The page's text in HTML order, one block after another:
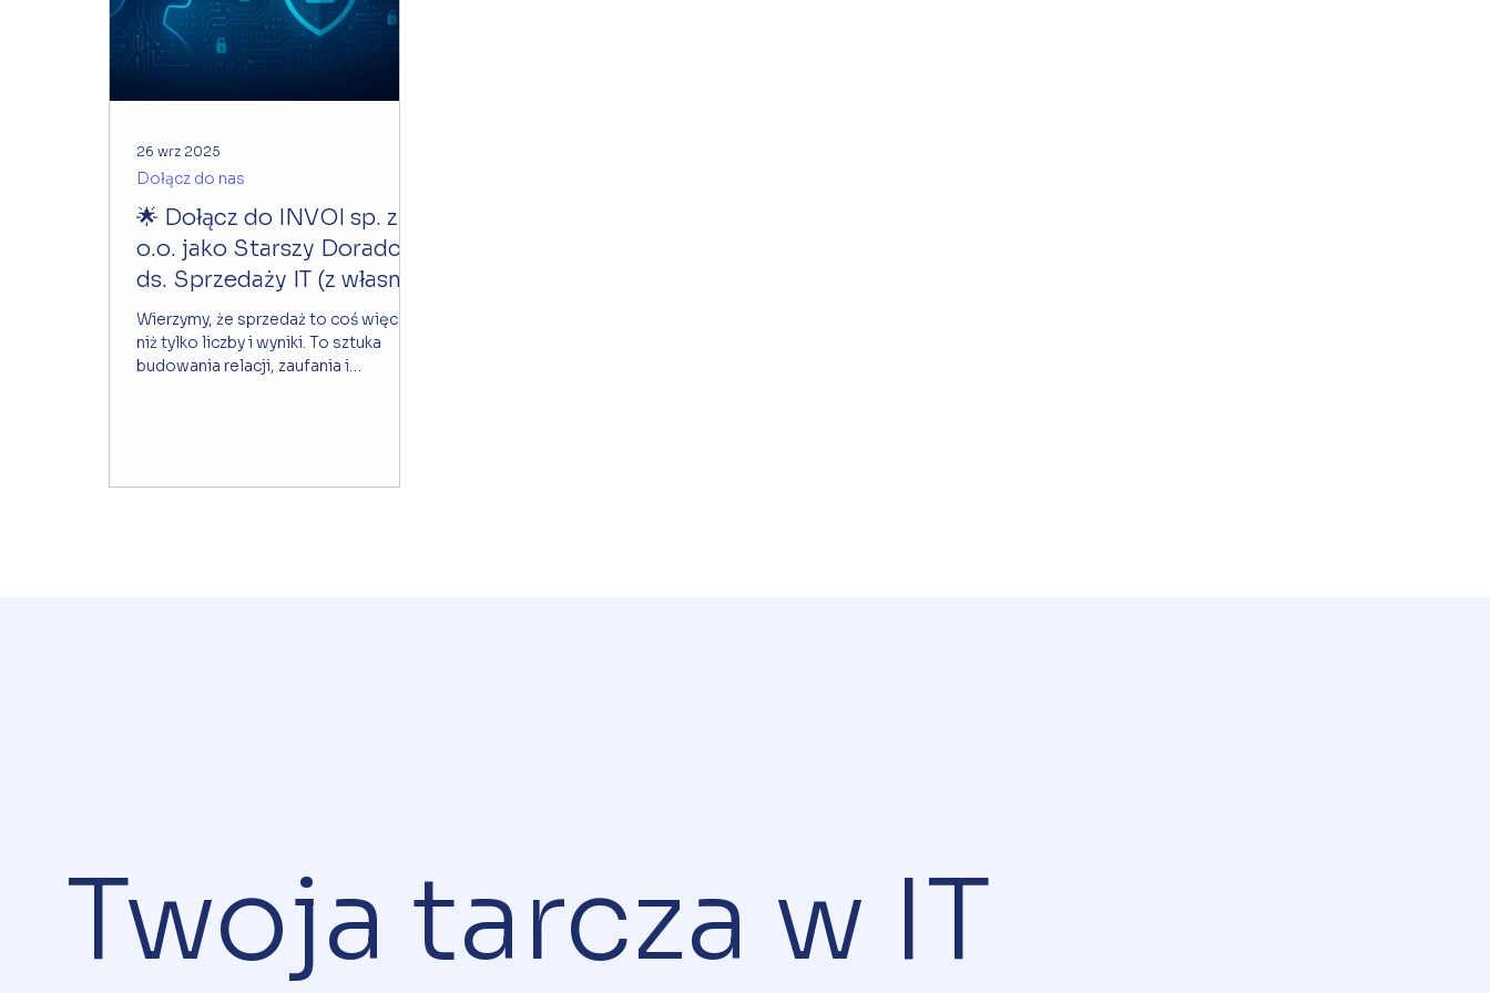
🌟 Dołącz do INVOI sp. z
o.o. jako Starszy Doradca
ds. Sprzedaży IT (z własną
bazą klientów)! 🌟
Wierzymy, że sprzedaż to coś więcej
niż tylko liczby i wyniki. To sztuka
budowania relacji, zaufania i
Dołącz do nas
26 wrz 2025
Twoja tarcza w IT